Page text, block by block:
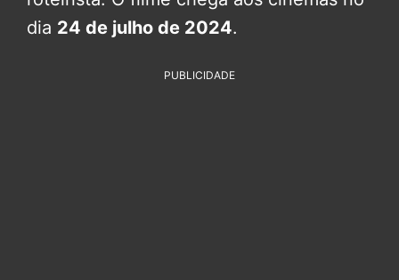
dia 24 de julho de 2024.
PUBLICIDADE